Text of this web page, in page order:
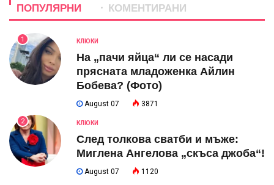
ПОПУЛЯРНИ КОМЕНТИРАНИ
1 КЛЮКИ
На „пачи яйца“ ли се насади
прясната младоженка Айлин
Бобева? (Фото)
August 07 3871
2 КЛЮКИ
След толкова сватби и мъже:
Миглена Ангелова „скъса джоба“!
August 07 1120